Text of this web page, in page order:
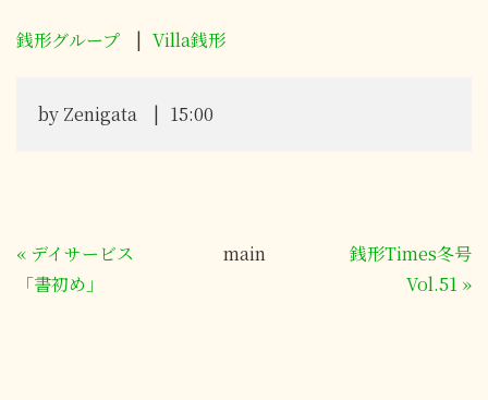
銭形グループ Villa銭形
by Zenigata 15:00
« デイサービス
「書初め」
main
銭形Times冬号
Vol.51 »